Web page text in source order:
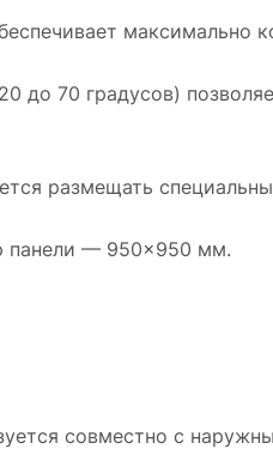
максимально
до 70 градусов)
размещать
панели — 950×950 мм.
совместно с